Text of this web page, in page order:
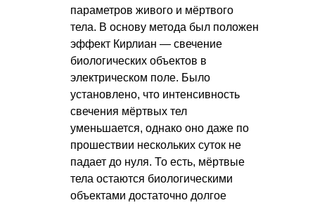
параметров живого и мёртвого
тела. В основу метода был положен
эффект Кирлиан — свечение
биологических объектов в
электрическом поле. Было
установлено, что интенсивность
свечения мёртвых тел
уменьшается, однако оно даже по
прошествии нескольких суток не
падает до нуля. То есть, мёртвые
тела остаются биологическими
объектами достаточно долгое